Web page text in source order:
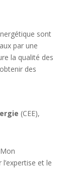
sont
par une
la qualité des
des
(CEE),
l’expertise et le